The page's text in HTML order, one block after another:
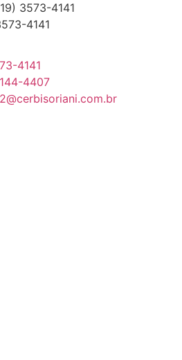
3573-4141
4141
4141
4407